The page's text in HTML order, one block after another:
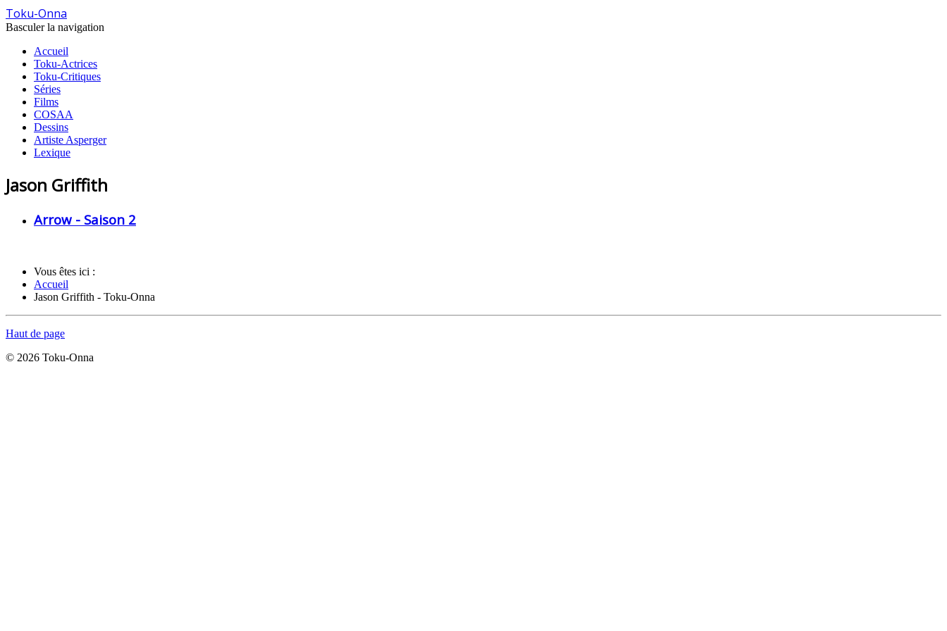
Toku-Onna
Basculer la navigation
Accueil
Toku-Actrices
Toku-Critiques
Séries
Films
COSAA
Dessins
Artiste Asperger
Lexique
Jason Griffith
Arrow - Saison 2
Vous êtes ici :
Accueil
Jason Griffith - Toku-Onna
Haut de page
© 2026 Toku-Onna